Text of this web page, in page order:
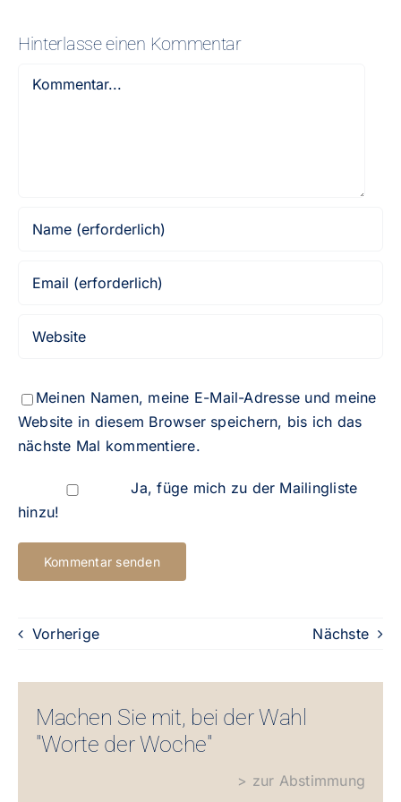
Hinterlasse einen Kommentar
Kommentar
Meinen Namen, meine E-Mail-Adresse und meine
Website in diesem Browser speichern, bis ich das
nächste Mal kommentiere.
Ja, füge mich zu der Mailingliste
hinzu!
Vorherige Nächste
Machen Sie mit, bei der Wahl
"Worte der Woche"
> zur Abstimmung